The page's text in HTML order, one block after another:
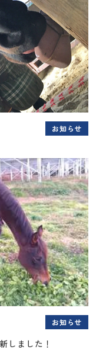
お知らせ
お知らせ
しました！